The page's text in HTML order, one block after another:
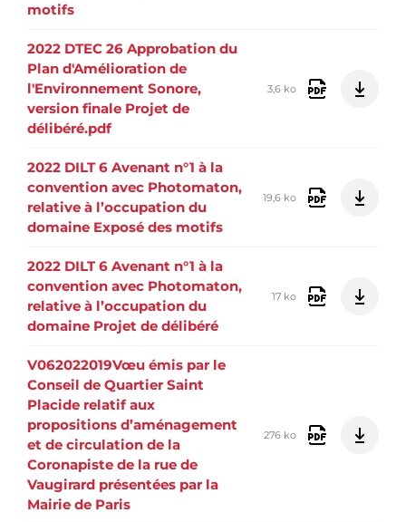
motifs
2022 DTEC 26 Approbation du
Plan d'Amélioration de
l'Environnement Sonore,
version finale Projet de
délibéré.pdf
3,6 ko
2022 DILT 6 Avenant n°1 à la
convention avec Photomaton,
relative à l’occupation du
domaine Exposé des motifs
19,6 ko
2022 DILT 6 Avenant n°1 à la
convention avec Photomaton,
relative à l’occupation du
domaine Projet de délibéré
17 ko
V062022019Vœu émis par le
Conseil de Quartier Saint
Placide relatif aux
propositions d’aménagement
et de circulation de la
Coronapiste de la rue de
Vaugirard présentées par la
Mairie de Paris
276 ko